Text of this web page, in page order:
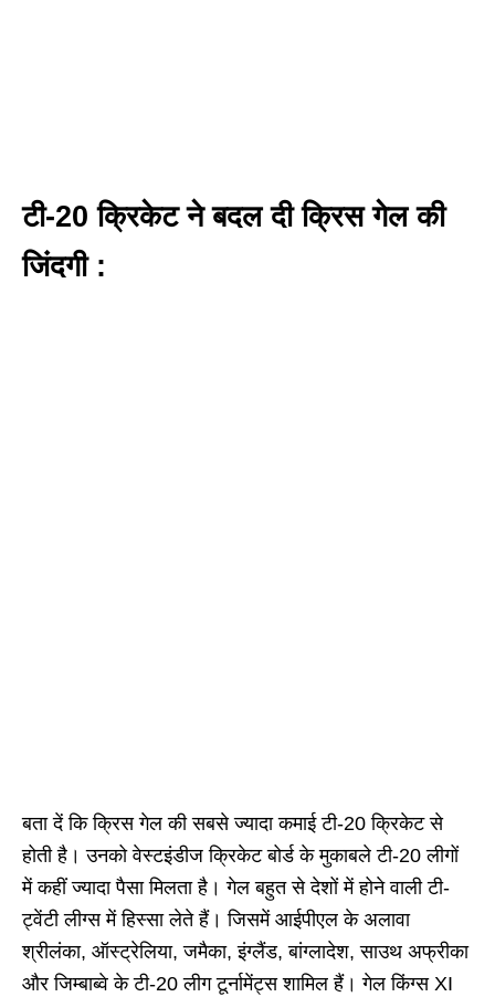
टी-20 क्रिकेट ने बदल दी क्रिस गेल की
जिंदगी :
बता दें कि क्रिस गेल की सबसे ज्यादा कमाई टी-20 क्रिकेट से
होती है। उनको वेस्टइंडीज क्रिकेट बोर्ड के मुकाबले टी-20 लीगों
में कहीं ज्यादा पैसा मिलता है। गेल बहुत से देशों में होने वाली टी-
ट्वेंटी लीग्स में हिस्सा लेते हैं। जिसमें आईपीएल के अलावा
श्रीलंका, ऑस्ट्रेलिया, जमैका, इंग्लैंड, बांग्लादेश, साउथ अफ्रीका
और जिम्बाब्वे के टी-20 लीग टूर्नामेंट्स शामिल हैं। गेल किंग्स XI